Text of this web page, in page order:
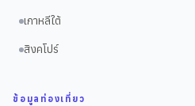
เกาหลีใต้
สิงคโปร์
ข้อมูลท่องเที่ยว